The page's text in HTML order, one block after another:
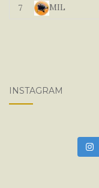
7
MIL
INSTAGRAM